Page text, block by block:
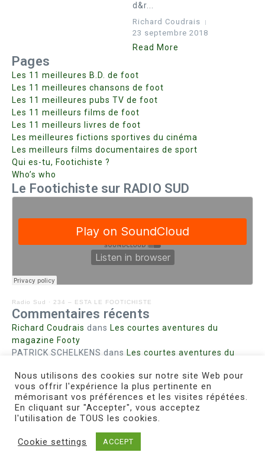
d&r...
Richard Coudrais
23 septembre 2018
Read More
Pages
Les 11 meilleures B.D. de foot
Les 11 meilleures chansons de foot
Les 11 meilleures pubs TV de foot
Les 11 meilleurs films de foot
Les 11 meilleurs livres de foot
Les meilleures fictions sportives du cinéma
Les meilleurs films documentaires de sport
Qui es-tu, Footichiste ?
Who’s who
Le Footichiste sur RADIO SUD
Radio Sud · 234 – ESTA LE FOOTICHISTE
Commentaires récents
Richard Coudrais dans Les courtes aventures du
magazine Footy
PATRICK SCHELKENS dans Les courtes aventures du
Bohn fabiennedans Intrigues sanglantes à Mulhouse
Steph. RUTA dansLust for Nice
MIRMANDdansPieds agiles et champignons
Copyright © 2026 Le Footichiste | Réalisé par
Nous utilisons des cookies sur notre site Web pour
vous offrir l'expérience la plus pertinente en
mémorisant vos préférences et les visites répétées.
En cliquant sur "Accepter", vous acceptez
l'utilisation de TOUS les cookies.
Cookie settings ACCEPT